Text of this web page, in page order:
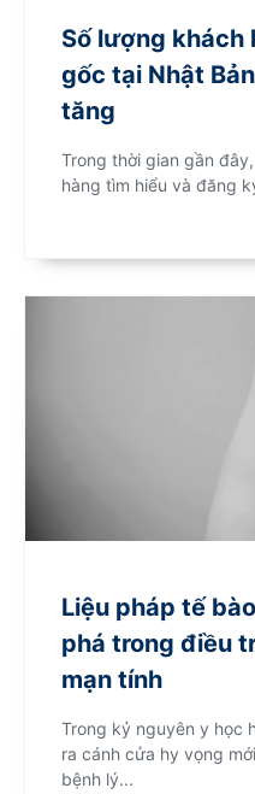
Số lượng khách
gốc tại Nhật
tăng
Trong thời gian gần
hàng tìm hiểu và đăng
Liệu pháp tế
phá trong điều
mạn tính
Trong kỷ nguyên y học
ra cánh cửa hy vọng
bệnh lý...